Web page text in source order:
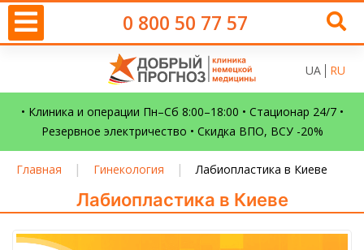
0 800 50 77 57
UA RU
• Клиника и операции Пн–Сб 8:00–18:00 • Стационар 24/7 •
Резервное электричество • Скидка ВПО, ВСУ -20%
Главная | Гинекология | Лабиопластика в Киеве
Лабиопластика в Киеве